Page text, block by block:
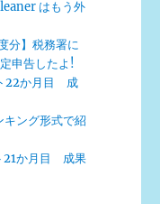
はもう外
分】税務署に
申告したよ!
22か月目 成
ング形式で紹
21か月目 成果